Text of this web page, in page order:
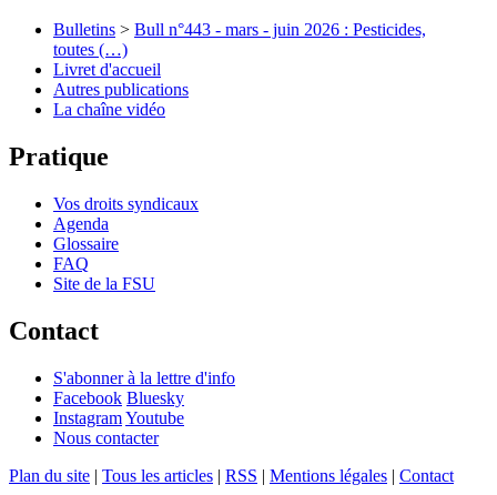
Bulletins > Bull n°443 - mars - juin 2026 : Pesticides,
toutes (…)
Livret d'accueil
Autres publications
La chaîne vidéo
Pratique
Vos droits syndicaux
Agenda
Glossaire
FAQ
Site de la FSU
Contact
S'abonner à la lettre d'info
Facebook Bluesky
InstagramYoutube
Nous contacter
Plan du site | Tous les articles | RSS | Mentions légales | Contact